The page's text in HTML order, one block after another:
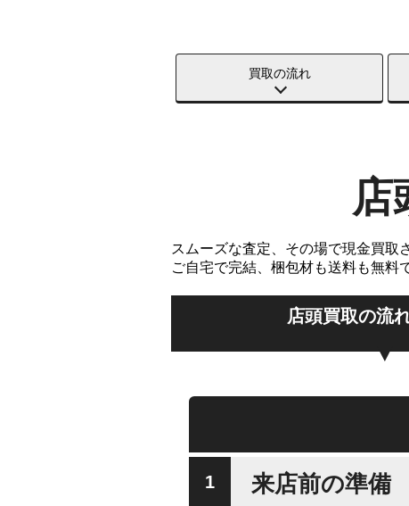
買取の流れ
店
スムーズな査定、その場で現金買取
ご自宅で完結、梱包材も送料も無料
店頭買取の流
来店前の準備